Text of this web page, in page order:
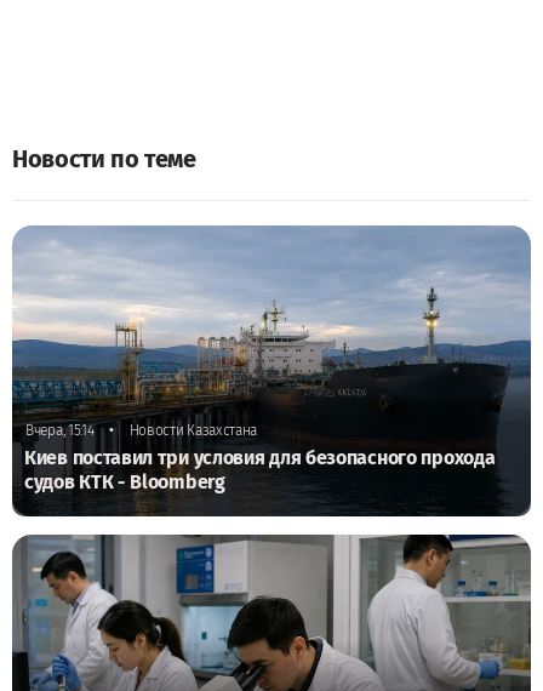
Новости по теме
Вчера, 15:14 • Новости Казахстана
Киев поставил три условия для безопасного прохода
судов КТК - Bloomberg